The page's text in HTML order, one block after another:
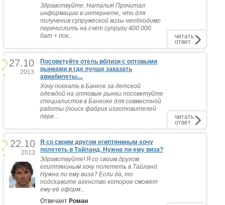
Здравствуйте, Наталья! Прочитал
информацию в интернете, что для
получения супружеской визы необходимо
перечислить на счёт супруги 400 000
бат + пок...
читать
ответ
27.10
2013
Посоветуйте отель вблизи с оптовыми
рынками и где лучше заказать
авиабилеты....
Хочу поехать в Банкок за детской
одеждой на оптовые рынки посоветуйте
специалистов в Банкоке для совместной
работы (поиск фабрик изготовителей
пере...
читать
ответ
22.10
2013
Я со своим другом египтяниным хочу
полететь в Тайланд. Нужна ли ему виза?
Здравствуйте! Я со своим другом
египтяниным хочу полететь в Тайланд.
Нужна ли ему виза? Если да, то
подскажите агенство которое сможет
ему её оформ...
Отвечает Роман